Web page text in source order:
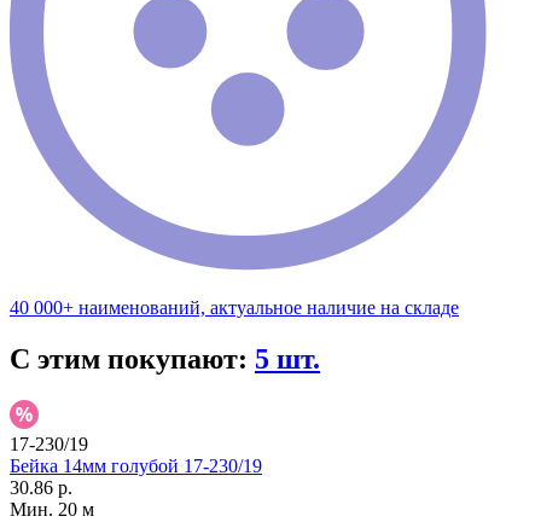
40 000+ наименований, актуальное наличие на складе
С этим покупают: 5 шт.
17-230/19
Бейка 14мм голубой 17-230/19
30.86 р.
Мин. 20 м